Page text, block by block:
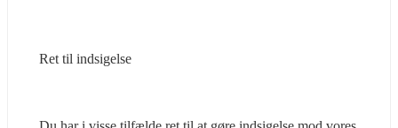
Ret til indsigelse